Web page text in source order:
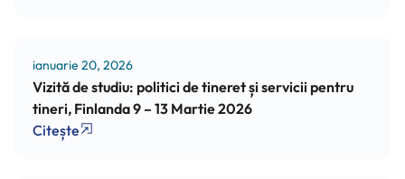
ianuarie 20, 2026
Vizită de studiu: politici de tineret și servicii pentru
tineri, Finlanda 9 – 13 Martie 2026
Citește